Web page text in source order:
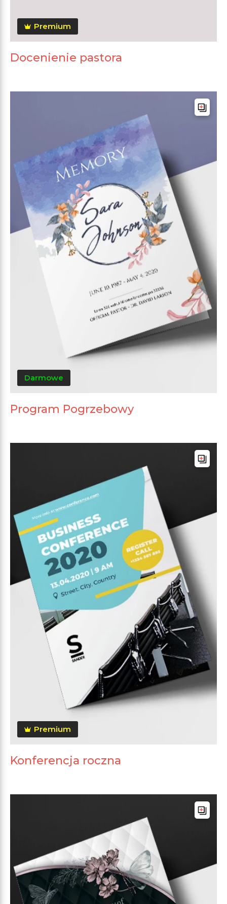
Premium
Docenienie pastora
Darmowe
Program Pogrzebowy
Premium
Konferencja roczna